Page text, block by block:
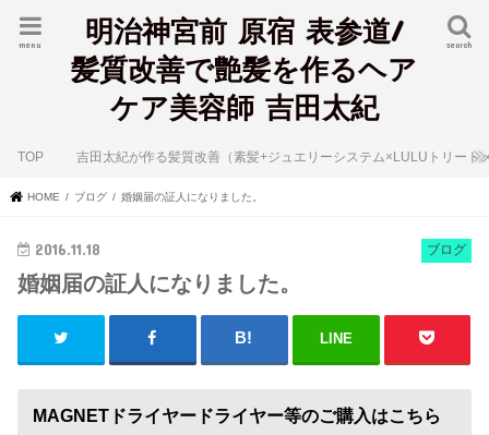
明治神宮前 原宿 表参道/
髪質改善で艶髪を作るヘア
ケア美容師 吉田太紀
search
menu
TOP 吉田太紀が作る髪質改善（素髪+ジュエリーシステム×LULUトリート
HOME ブログ 婚姻届の証人になりました。
ブログ
2016.11.18
婚姻届の証人になりました。
LINE
MAGNETドライヤードライヤー等のご購入はこちら